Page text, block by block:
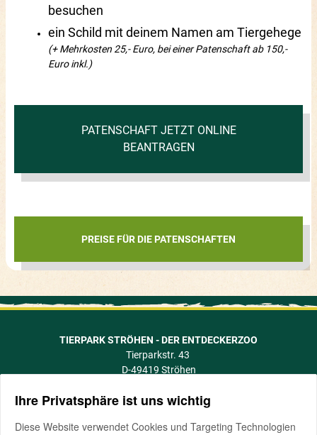
besuchen
ein Schild mit deinem Namen am Tiergehege
(+ Mehrkosten 25,- Euro, bei einer Patenschaft ab 150,-
Euro inkl.)
PATENSCHAFT JETZT ONLINE
BEANTRAGEN
PREISE FÜR DIE PATENSCHAFTEN
TIERPARK STRÖHEN - DER ENTDECKERZOO
Tierparkstr. 43
D-49419 Ströhen
Telefon +49 5774 505
Ihre Privatsphäre ist uns wichtig
Diese Website verwendet Cookies und Targeting Technologien